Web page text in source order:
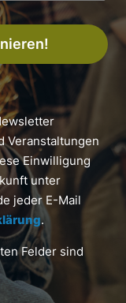
Veranstaltungen
Einwilligung
unter
jeder E-Mail
.
Felder sind